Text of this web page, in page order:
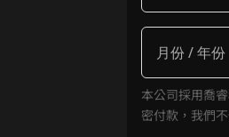
本公司採用喬
密付款，我們